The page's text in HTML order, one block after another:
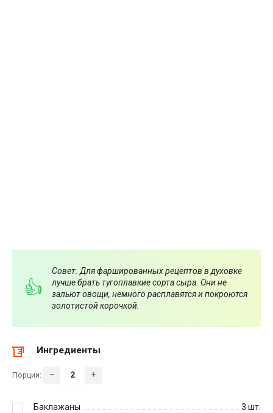
Совет. Для фаршированных рецептов в духовке
лучше брать тугоплавкие сорта сыра. Они не
зальют овощи, немного расплавятся и покроются
золотистой корочкой.
Ингредиенты
Порции: – +
Баклажаны 3 шт.